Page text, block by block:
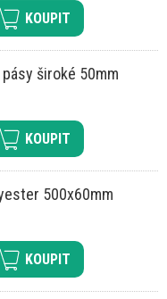
KOUPIT
široké 50mm
KOUPIT
500x60mm
KOUPIT